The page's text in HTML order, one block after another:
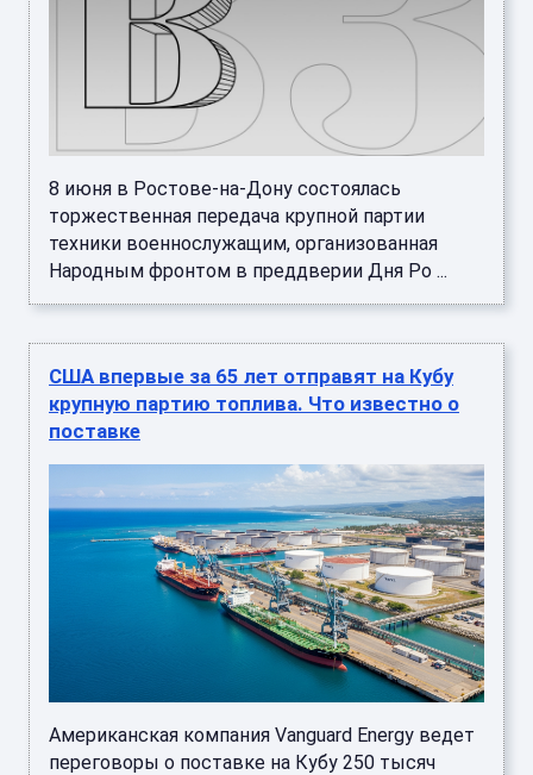
8 июня в Ростове-на-Дону состоялась
торжественная передача крупной партии
техники военнослужащим, организованная
Народным фронтом в преддверии Дня Ро ...
США впервые за 65 лет отправят на Кубу
крупную партию топлива. Что известно о
поставке
Американская компания Vanguard Energy ведет
переговоры о поставке на Кубу 250 тысяч